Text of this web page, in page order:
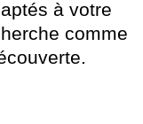
à votre
comme